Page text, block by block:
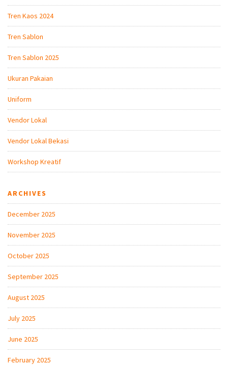
Tren Kaos 2024
Tren Sablon
Tren Sablon 2025
Ukuran Pakaian
Uniform
Vendor Lokal
Vendor Lokal Bekasi
Workshop Kreatif
ARCHIVES
December 2025
November 2025
October 2025
September 2025
August 2025
July 2025
June 2025
February 2025